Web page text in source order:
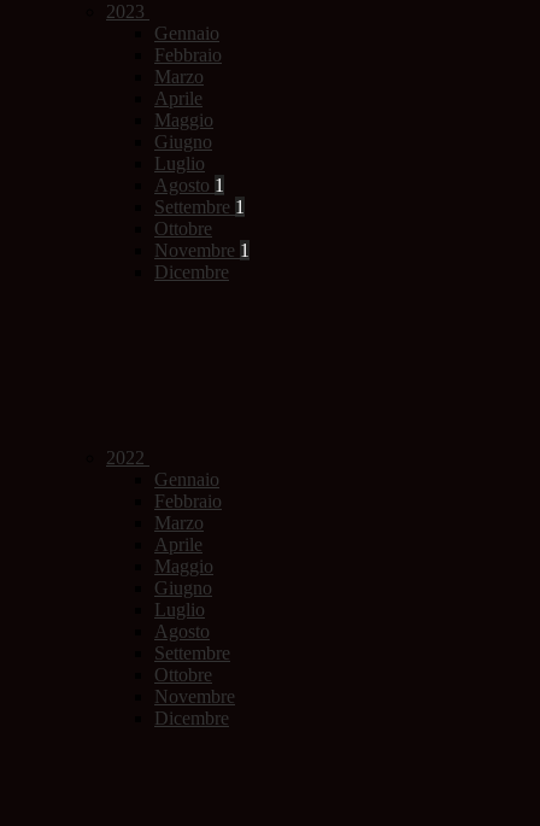
2023
Gennaio
Febbraio
Marzo
Aprile
Maggio
Giugno
Luglio
Agosto 1
Settembre 1
Ottobre
Novembre 1
Dicembre
2022
Gennaio
Febbraio
Marzo
Aprile
Maggio
Giugno
Luglio
Agosto
Settembre
Ottobre
Novembre
Dicembre